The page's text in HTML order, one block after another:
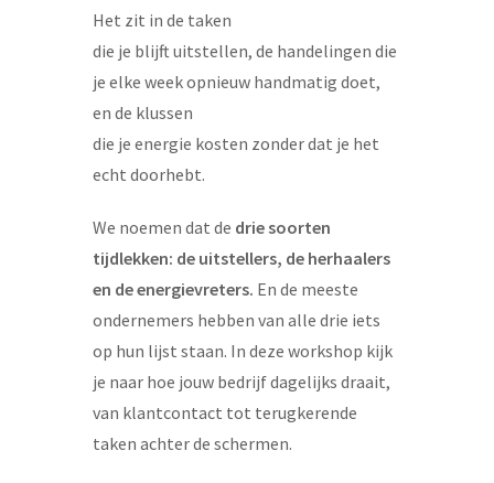
Het zit in de taken
die je blijft uitstellen, de handelingen die
je elke week opnieuw handmatig doet,
en de klussen
die je energie kosten zonder dat je het
echt doorhebt.
We noemen dat de drie soorten
tijdlekken: de uitstellers, de herhaalers
en de energievreters. En de meeste
ondernemers hebben van alle drie iets
op hun lijst staan. In deze workshop kijk
je naar hoe jouw bedrijf dagelijks draait,
van klantcontact tot terugkerende
taken achter de schermen.